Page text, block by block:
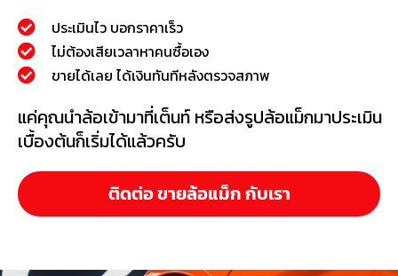
ประเมินไว บอกราคาเร็ว
ไม่ต้องเสียเวลาหาคนซื้อเอง
ขายได้เลย ได้เงินทันทีหลังตรวจสภาพ
แค่คุณนำล้อเข้ามาที่เต็นท์ หรือส่งรูปล้อแม็กมาประเมิน
เบื้องต้นก็เริ่มได้แล้วครับ
ติดต่อ ขายล้อแม็ก กับเรา